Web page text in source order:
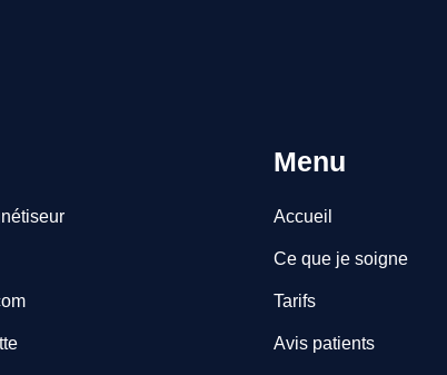
Menu
Accueil
Ce que je soigne
Tarifs
Avis patients